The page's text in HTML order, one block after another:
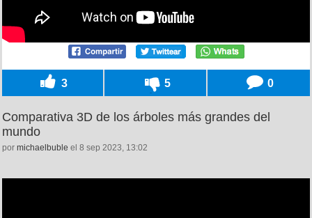
3 5 0
Comparativa 3D de los árboles más grandes del
mundo
por michaelbuble el 8 sep 2023, 13:02